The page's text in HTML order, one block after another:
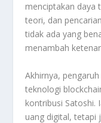
menciptakan daya
teori, dan
tidak ada yang
menambah
Akhirnya,
teknologi
kontribusi Satoshi.
uang digital, tetapi